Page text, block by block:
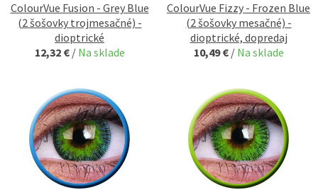
ColourVue Fusion - Grey Blue
(2 šošovky trojmesačné) -
dioptrické
12,32 € / Na sklade
ColourVue Fizzy - Frozen Blue
(2 šošovky mesačné) -
dioptrické, dopredaj
10,49 € / Na sklade